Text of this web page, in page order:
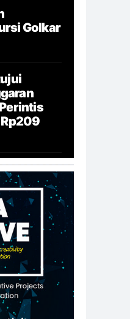
Golkar
Rp209